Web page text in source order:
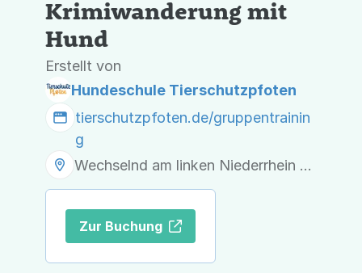
Krimiwanderung mit
Hund
Erstellt von
Hundeschule Tierschutzpfoten
tierschutzpfoten.de/gruppentrainin
g
Wechselnd am linken Niederrhein (Moers, Krefeld, Kerken, Kempen, Geldern und Umgebung)
Zur Buchung